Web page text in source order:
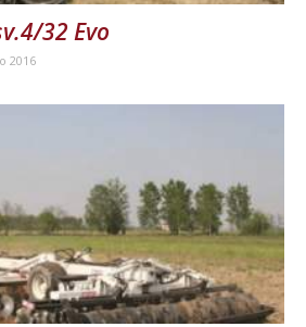
32 Evo
2016